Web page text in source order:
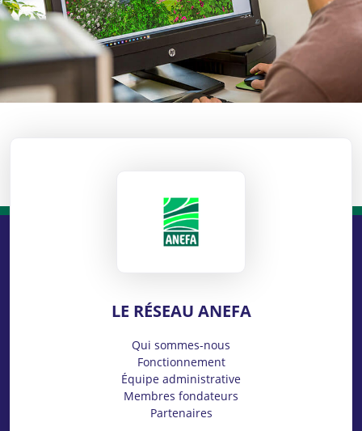
LE RÉSEAU ANEFA
Qui sommes-nous
Fonctionnement
Équipe administrative
Membres fondateurs
Partenaires